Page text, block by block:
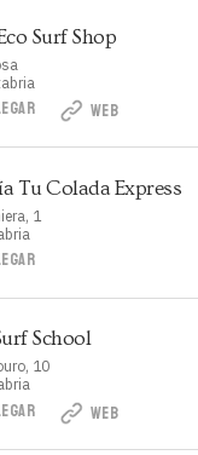
Surf Shop
WEB
Tu Colada Express
1
School
10
WEB